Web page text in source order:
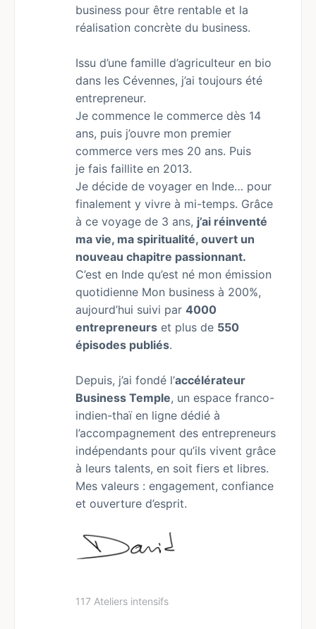
business pour être rentable et la
réalisation concrète du business.
Issu d’une famille d’agriculteur en bio
dans les Cévennes, j’ai toujours été
entrepreneur.
Je commence le commerce dès 14
ans, puis j’ouvre mon premier
commerce vers mes 20 ans. Puis
je fais faillite en 2013.
Je décide de voyager en Inde… pour
finalement y vivre à mi-temps. Grâce
à ce voyage de 3 ans, j’ai réinventé
ma vie, ma spiritualité, ouvert un
nouveau chapitre passionnant.
C’est en Inde qu’est né mon émission
quotidienne Mon business à 200%,
aujourd’hui suivi par4000
entrepreneurs et plus de 550
épisodes publiés.
Depuis, j’ai fondé l’accélérateur
Business Temple, un espace franco-
indien-thaï en ligne dédié à
l’accompagnement des entrepreneurs
indépendants pour qu’ils vivent grâce
à leurs talents, en soit fiers et libres.
Mes valeurs : engagement, confiance
et ouverture d’esprit.
117 Ateliers intensifs